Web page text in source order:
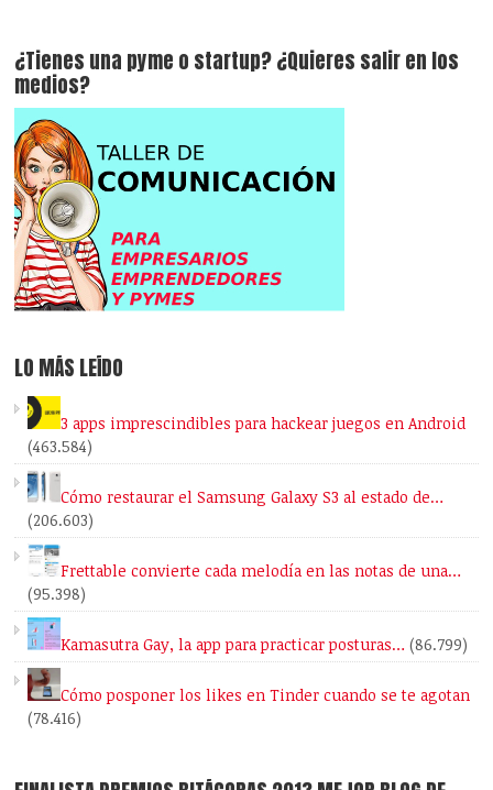
¿Tienes una pyme o startup? ¿Quieres salir en los
medios?
LO MÁS LEÍDO
3 apps imprescindibles para hackear juegos en Android
(463.584)
Cómo restaurar el Samsung Galaxy S3 al estado de…
(206.603)
Frettable convierte cada melodía en las notas de una…
(95.398)
Kamasutra Gay, la app para practicar posturas… (86.799)
Cómo posponer los likes en Tinder cuando se te agotan
(78.416)